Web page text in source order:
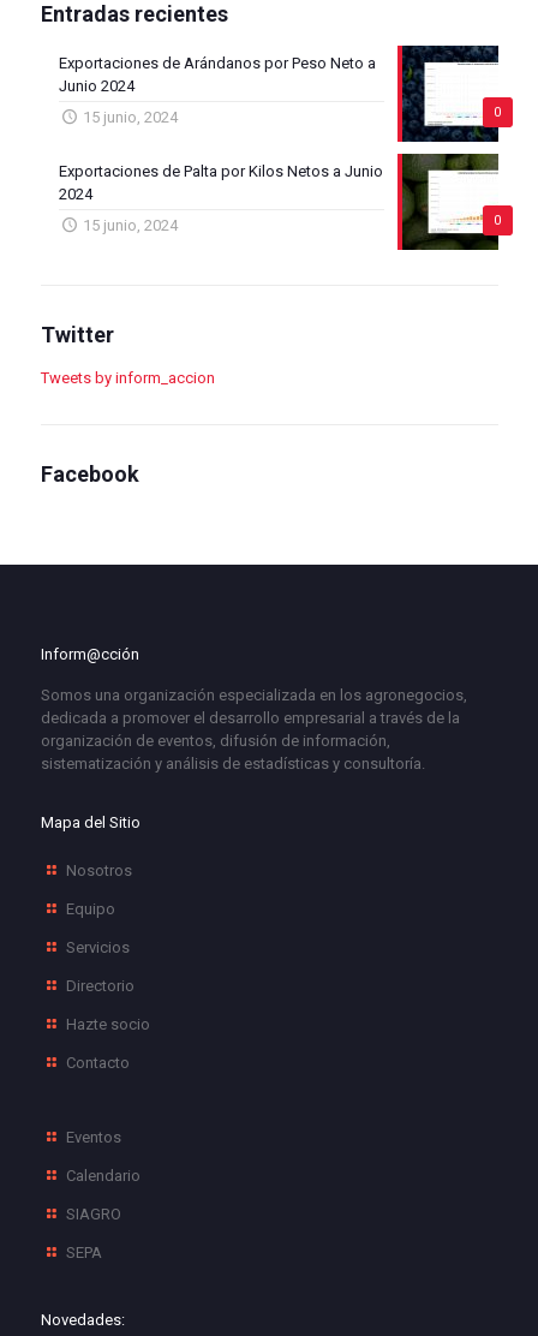
Entradas recientes
0
Exportaciones de Arándanos por Peso Neto a
Junio 2024
15 junio, 2024
0
Exportaciones de Palta por Kilos Netos a Junio
2024
15 junio, 2024
Twitter
Tweets by inform_accion
Facebook
Inform@cción
Somos una organización especializada en los agronegocios,
dedicada a promover el desarrollo empresarial a través de la
organización de eventos, difusión de información,
sistematización y análisis de estadísticas y consultoría.
Mapa del Sitio
Nosotros
Equipo
Servicios
Directorio
Hazte socio
Contacto
Eventos
Calendario
SIAGRO
SEPA
Novedades: